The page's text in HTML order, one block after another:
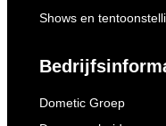
Shows en
Dometic Groep